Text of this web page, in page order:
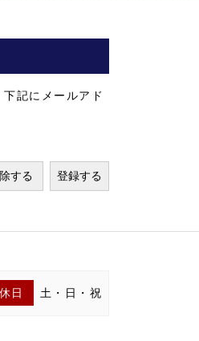
記にメールアド
日 土・日・祝